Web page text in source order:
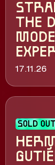
THE
MODE
17.11.26
SOLD